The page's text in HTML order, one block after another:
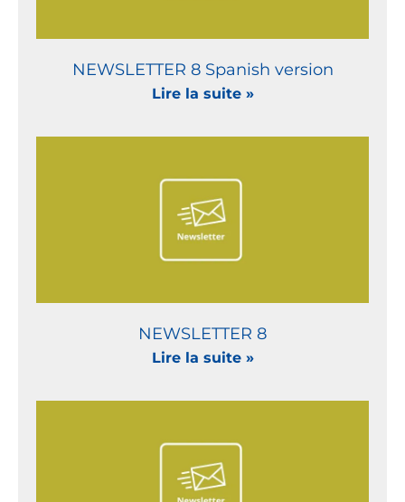
NEWSLETTER 8 Spanish version
Lire la suite »
NEWSLETTER 8
Lire la suite »